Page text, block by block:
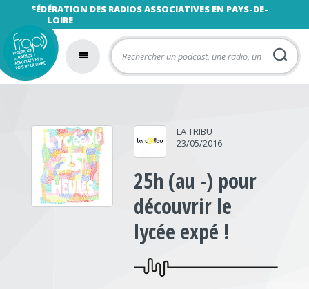
FÉDÉRATION DES RADIOS ASSOCIATIVES EN PAYS-DE-
LA-LOIRE
LA TRIBU
23/05/2016
25h (au -) pour
découvrir le
lycée expé !